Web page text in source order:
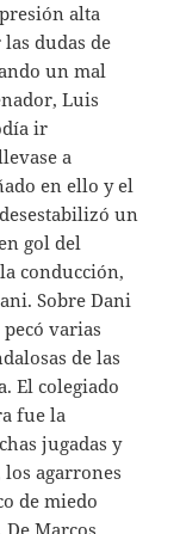
alta
dudas de
un mal
Luis
ir
a
en ello y el
un
gol del
conducción,
Sobre Dani
varias
de las
El colegiado
fue la
jugadas y
agarrones
de miedo